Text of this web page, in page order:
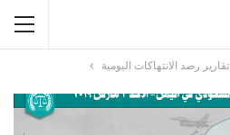
تقارير رصد الانتهاكات اليومية